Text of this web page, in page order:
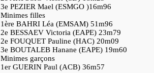
3e PEZIER Mael (ESMGO )16m96
Minimes filles
1ère BAHRI Léa (EMSAM) 51m96
2e BESSAEV Victoria (EAPE) 23m79
2e FOUQUET Pauline (HAC) 20m09
3e BOUTALEB Hanane (EAPE) 19m60
Minimes garçons
1er GUERIN Paul (ACB) 36m57